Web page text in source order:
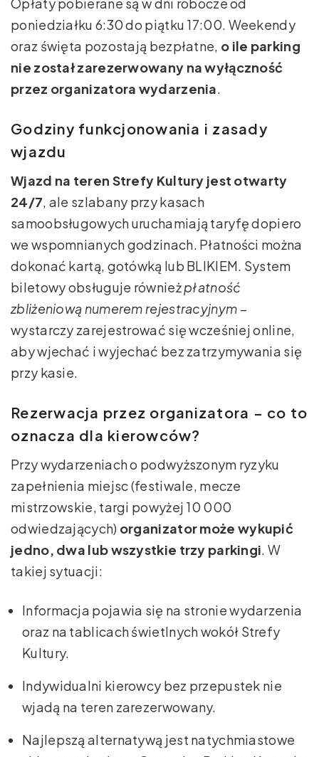
poniedziałku 6:30 do piątku 17:00. Weekendy
oraz święta pozostają bezpłatne, o ile parking
nie został zarezerwowany na wyłączność
przez organizatora wydarzenia.
Godziny funkcjonowania i zasady
wjazdu
Wjazd na teren Strefy Kultury jest otwarty
24/7, ale szlabany przy kasach
samoobsługowych uruchamiają taryfę dopiero
we wspomnianych godzinach. Płatności można
dokonać kartą, gotówką lub BLIKIEM. System
biletowy obsługuje równieżpłatność
zbliżeniową numerem rejestracyjnym –
wystarczy zarejestrować się wcześniej online,
aby wjechać i wyjechać bez zatrzymywania się
przy kasie.
Rezerwacja przez organizatora – co to
oznacza dla kierowców?
Przy wydarzeniach o podwyższonym ryzyku
zapełnienia miejsc (festiwale, mecze
mistrzowskie, targi powyżej 10 000
odwiedzających) organizator może wykupić
jedno, dwa lub wszystkie trzy parkingi. W
takiej sytuacji:
Informacja pojawia się na stronie wydarzenia
oraz na tablicach świetlnych wokół Strefy
Kultury.
Indywidualni kierowcy bez przepustek nie
wjadą na teren zarezerwowany.
Najlepszą alternatywą jest natychmiastowe